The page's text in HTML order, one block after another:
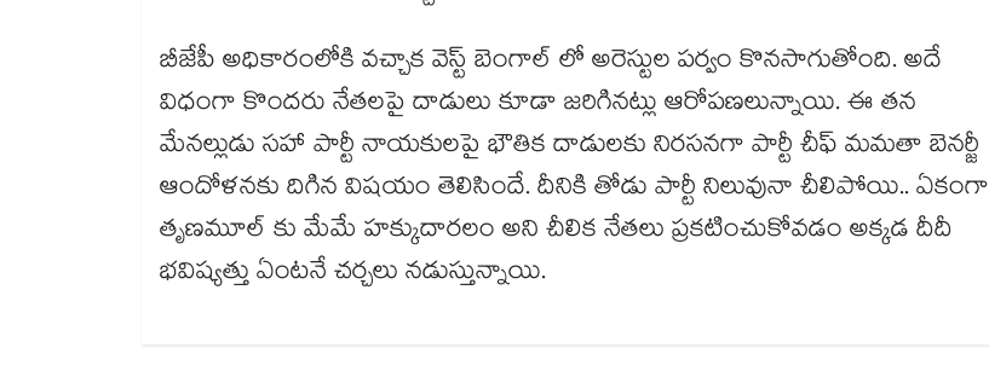
బీజేపీ అధికారంలోకి వచ్చాక వెస్ట్ బెంగాల్ లో అరెస్టుల పర్వం కొనసాగుతోంది. అదే
విధంగా కొందరు నేతలపై దాడులు కూడా జరిగినట్లు ఆరోపణలున్నాయి. ఈ తన
మేనల్లుడు సహా పార్టీ నాయకులపై భౌతిక దాడులకు నిరసనగా పార్టీ చీఫ్ మమతా బెనర్జీ
ఆందోళనకు దిగిన విషయం తెలిసిందే. దీనికి తోడు పార్టీ నిలువునా చీలిపోయి.. ఏకంగా
తృణమూల్ కు మేమే హక్కుదారలం అని చీలిక నేతలు ప్రకటించుకోవడం అక్కడ దీదీ
భవిష్యత్తు ఏంటనే చర్చలు నడుస్తున్నాయి.